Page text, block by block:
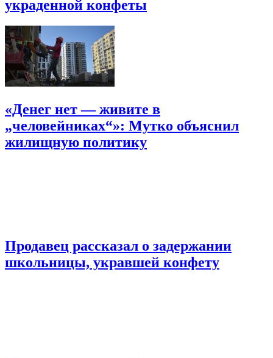
украденной конфеты
«Денег нет — живите в
„человейниках“»: Мутко объяснил
жилищную политику
Продавец рассказал о задержании
школьницы, укравшей конфету